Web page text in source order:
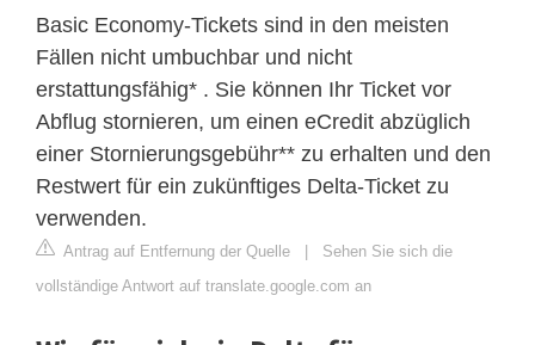
Basic Economy-Tickets sind in den meisten
Fällen nicht umbuchbar und nicht
erstattungsfähig* . Sie können Ihr Ticket vor
Abflug stornieren, um einen eCredit abzüglich
einer Stornierungsgebühr** zu erhalten und den
Restwert für ein zukünftiges Delta-Ticket zu
verwenden.
Antrag auf Entfernung der Quelle | Sehen Sie sich die
vollständige Antwort auf translate.google.com an